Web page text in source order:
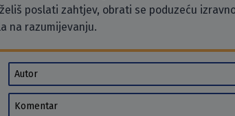
poslati zahtjev, obrati se poduzeću
na razumijevanju.
Autor
Komentar